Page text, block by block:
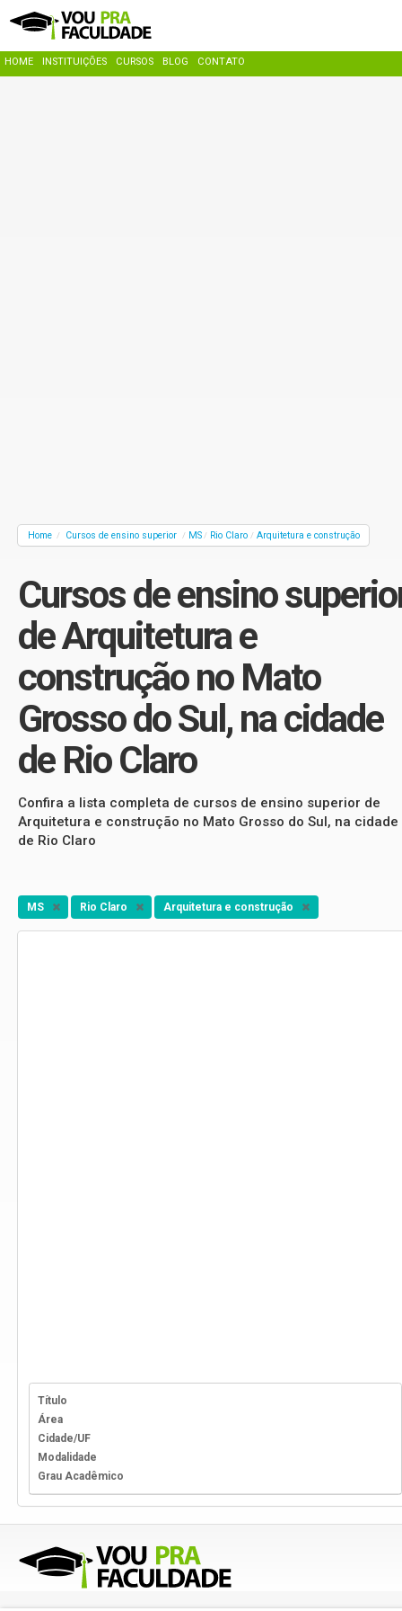
HOME INSTITUIÇÕES CURSOS BLOG CONTATO
Home / Cursos de ensino superior / MS / Rio Claro / Arquitetura e construção
Cursos de ensino
de Arquitetura e
construção no Mato
Grosso do Sul, na cidade
de Rio Claro
Confira a lista completa de cursos de ensino superior de
Arquitetura e construção no Mato Grosso do Sul, na cidade
de Rio Claro
MS Rio Claro Arquitetura e construção
Título
Área
Cidade/UF
Modalidade
Grau Acadêmico